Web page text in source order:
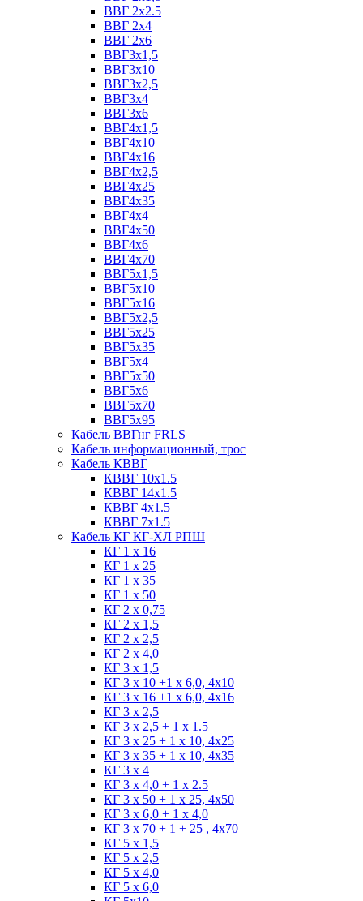
ВВГ 2х2.5
ВВГ 2х4
ВВГ 2х6
ВВГ3х1,5
ВВГ3х10
ВВГ3х2,5
ВВГ3х4
ВВГ3х6
ВВГ4х1,5
ВВГ4х10
ВВГ4х16
ВВГ4х2,5
ВВГ4х25
ВВГ4х35
ВВГ4х4
ВВГ4х50
ВВГ4х6
ВВГ4х70
ВВГ5х1,5
ВВГ5х10
ВВГ5х16
ВВГ5х2,5
ВВГ5х25
ВВГ5х35
ВВГ5х4
ВВГ5х50
ВВГ5х6
ВВГ5х70
ВВГ5х95
Кабель ВВГнг FRLS
Кабель информационный, трос
Кабель КВВГ
КВВГ 10х1.5
КВВГ 14х1.5
КВВГ 4х1.5
КВВГ 7х1.5
Кабель КГ КГ-ХЛ РПШ
КГ 1 х 16
КГ 1 х 25
КГ 1 х 35
КГ 1 х 50
КГ 2 х 0,75
КГ 2 х 1,5
КГ 2 х 2,5
КГ 2 х 4,0
КГ 3 х 1,5
КГ 3 х 10 +1 x 6,0, 4х10
КГ 3 х 16 +1 x 6,0, 4х16
КГ 3 х 2,5
КГ 3 х 2,5 + 1 x 1.5
КГ 3 х 25 + 1 х 10, 4х25
КГ 3 х 35 + 1 x 10, 4х35
КГ 3 х 4
КГ 3 х 4,0 + 1 x 2.5
КГ 3 х 50 + 1 x 25, 4х50
КГ 3 х 6,0 + 1 x 4,0
КГ 3 х 70 + 1 + 25 , 4х70
КГ 5 х 1,5
КГ 5 х 2,5
КГ 5 х 4,0
КГ 5 х 6,0